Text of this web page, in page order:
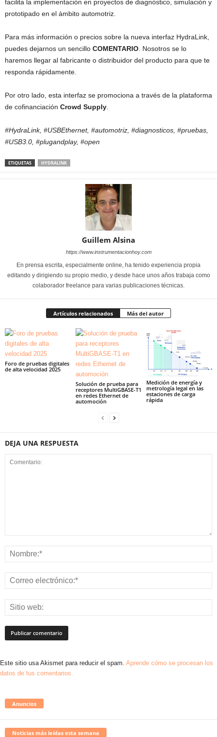
facilita la implementación en proyectos de diagnóstico, simulación y
prototipado en el ámbito automotriz.
Para más información o precios sobre la nueva interfaz HydraLink,
puedes dejarnos un sencillo COMENTARIO . Nosotros se lo
haremos llegar al fabricante o distribuidor del producto para que te
responda rápidamente.
Por otro lado, esta interfaz se promociona a través de la plataforma
de cofinanciación Crowd Supply
#HydraLink, #USBEthernet, #automotriz, #diagnosticos, #pruebas,
#USB3.0, #plugandplay, #open
ETIQUETAS HYDRALINK
Guillem Alsina
https://www.instrumentacionhoy.com
En prensa escrita, especialmente online, ha tenido experiencia propia
editando y dirigiendo su propio medio, y desde hace unos años trabaja como
colaborador freelance para varias publicaciones técnicas.
Artículos relacionados Más del autor
Foro de pruebas digitales
de alta velocidad 2025
Solución de prueba para
receptores MultiGBASE-T1
en redes Ethernet de
automoción
Medición de energía y
metrología legal en las
estaciones de carga
rápida
DEJA UNA RESPUESTA
Este sitio usa Akismet para reducir el spam. Aprende cómo se procesan los
datos de tus comentarios.
Anuncios
Noticias más leídas esta semana